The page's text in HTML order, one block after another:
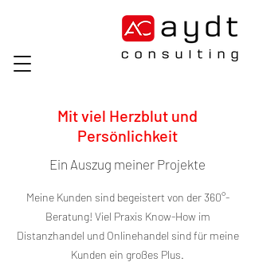
Mit viel Herzblut und
Persönlichkeit
Ein Auszug meiner Projekte
Meine Kunden sind begeistert von der 360°-
Beratung! Viel Praxis Know-How im
Distanzhandel und Onlinehandel sind für meine
Kunden ein großes Plus.